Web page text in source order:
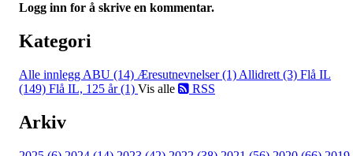
Logg inn for å skrive en kommentar.
Kategori
Alle innlegg ABU (14) Æresutnevnelser (1) Allidrett (3) Flå IL
(149) Flå IL, 125 år (1) Vis alle RSS
Arkiv